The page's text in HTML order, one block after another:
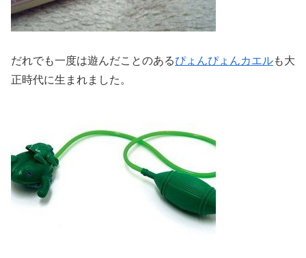
だれでも一度は遊んだことのあるぴょんぴょんカエルも大
正時代に生まれました。